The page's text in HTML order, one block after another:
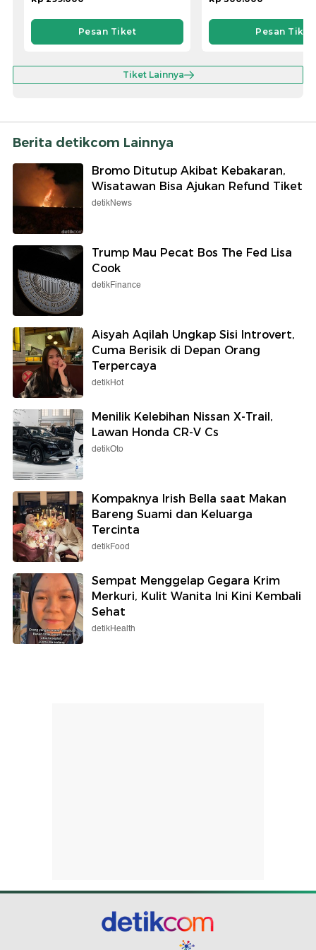
Pesan Tiket Pesan Tiket
Tiket Lainnya
Berita detikcom Lainnya
Bromo Ditutup Akibat Kebakaran,
Wisatawan Bisa Ajukan Refund Tiket
detikNews
Trump Mau Pecat Bos The Fed Lisa
Cook
detikFinance
Aisyah Aqilah Ungkap Sisi Introvert,
Cuma Berisik di Depan Orang
Terpercaya
detikHot
Menilik Kelebihan Nissan X-Trail,
Lawan Honda CR-V Cs
detikOto
Kompaknya Irish Bella saat Makan
Bareng Suami dan Keluarga
Tercinta
detikFood
Sempat Menggelap Gegara Krim
Merkuri, Kulit Wanita Ini Kini Kembali
Sehat
detikHealth